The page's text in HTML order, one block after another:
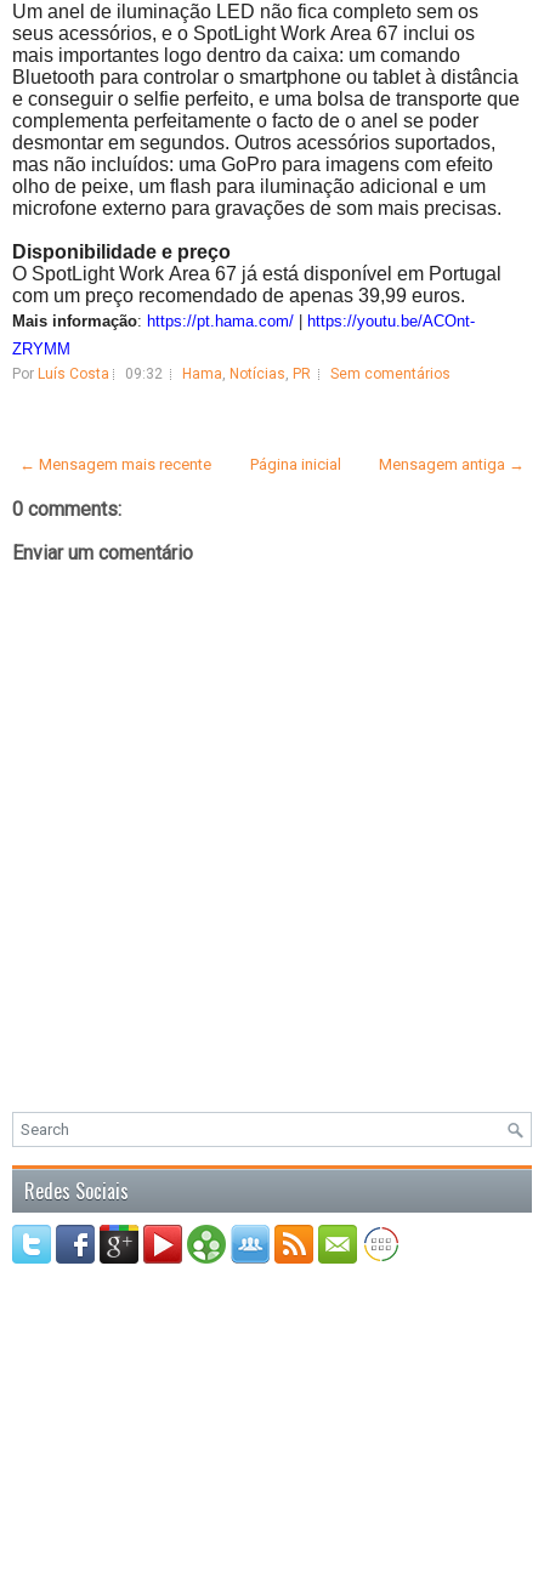
Um anel de iluminação LED não fica completo sem os
seus acessórios, e o SpotLight Work Area 67 inclui os
mais importantes logo dentro da caixa: um comando
Bluetooth para controlar o smartphone ou tablet à distância
e conseguir o selfie perfeito, e uma bolsa de transporte que
complementa perfeitamente o facto de o anel se poder
desmontar em segundos. Outros acessórios suportados,
mas não incluídos: uma GoPro para imagens com efeito
olho de peixe, um flash para iluminação adicional e um
microfone externo para gravações de som mais precisas.
Disponibilidade e preço
O SpotLight Work Area 67 já está disponível em Portugal
com um preço recomendado de apenas 39,99 euros.
Mais informação: https://pt.hama.com/
https://youtu.be/ACOnt-
ZRYMM
Por Luís Costa 09:32 Hama, Notícias, PR Sem comentários
← Mensagem mais recente Mensagem antiga →
Página inicial
0 comments:
Enviar um comentário
Redes Sociais